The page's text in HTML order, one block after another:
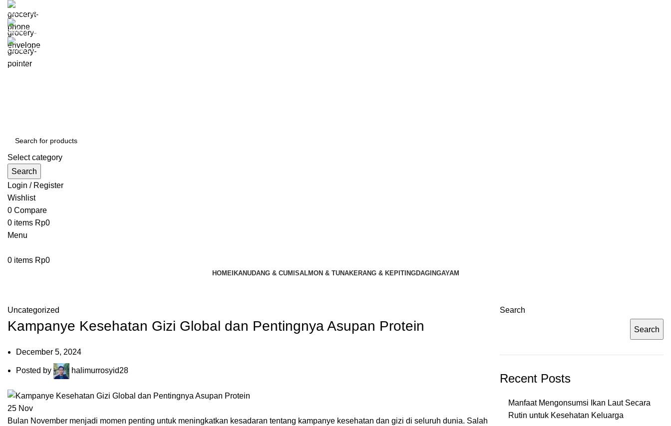
0812-1295-8181
aab@segarlaut.com
Lihat Lokasi
Shop
Select category
Search
Login / Register
Wishlist
0 Compare
0 items Rp0
Menu
0 items Rp0
HOMEIKANUDANG & CUMI SALMON & TUNAKERANG & KEPITINGDAGINGAYAM
Uncategorized
Kampanye Kesehatan Gizi Global dan Pentingnya Asupan Protein
December 5, 2024
Posted by halimurrosyid28
25 Nov
Bulan November menjadi momen penting untuk meningkatkan kesadaran tentang kampanye kesehatan dan gizi di seluruh dunia. Salah
Search
Search
Recent Posts
Manfaat Mengonsumsi Ikan Laut Secara
Rutin untuk Kesehatan Keluarga